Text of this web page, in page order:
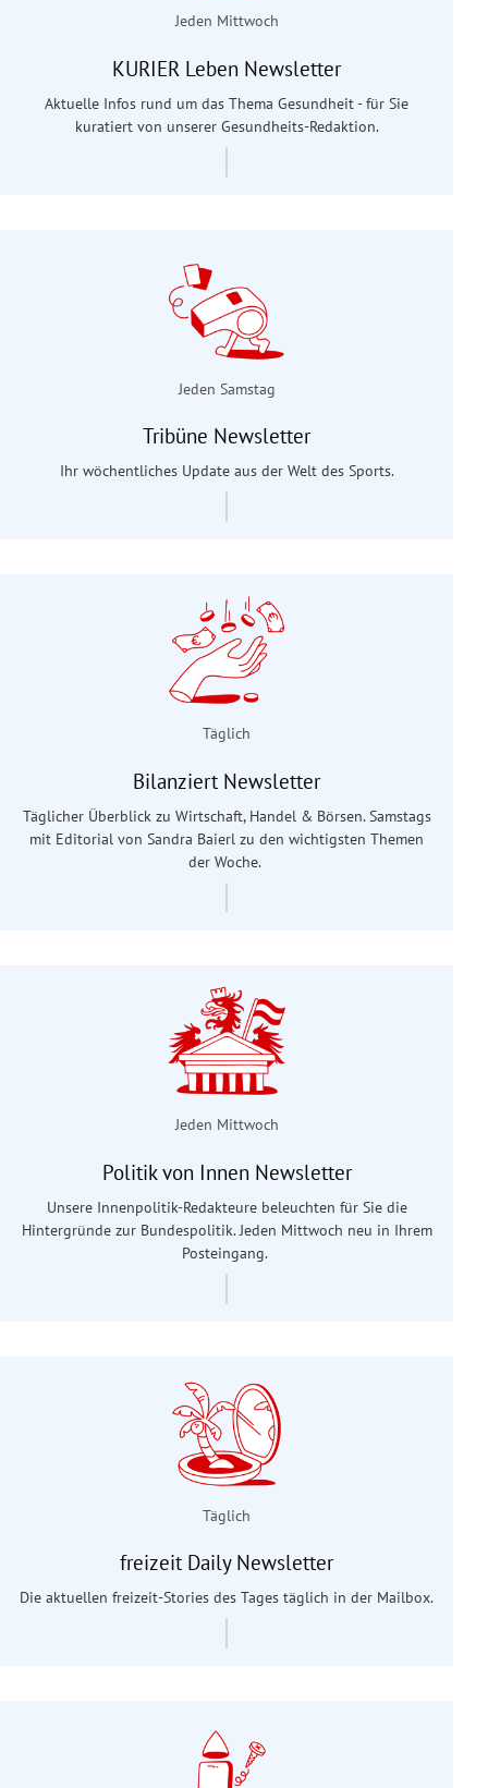
Jeden Mittwoch
KURIER Leben Newsletter
Aktuelle Infos rund um das Thema Gesundheit - für Sie
kuratiert von unserer Gesundheits-Redaktion.
Jeden Samstag
Tribüne Newsletter
Ihr wöchentliches Update aus der Welt des Sports.
Täglich
Bilanziert Newsletter
Täglicher Überblick zu Wirtschaft, Handel & Börsen. Samstags
mit Editorial von Sandra Baierl zu den wichtigsten Themen
der Woche.
Jeden Mittwoch
Politik von Innen Newsletter
Unsere Innenpolitik-Redakteure beleuchten für Sie die
Hintergründe zur Bundespolitik. Jeden Mittwoch neu in Ihrem
Posteingang.
Täglich
freizeit Daily Newsletter
Die aktuellen freizeit-Stories des Tages täglich in der Mailbox.